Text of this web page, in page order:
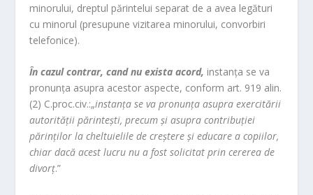
minorului, dreptul părintelui separat de a avea legături
cu minorul (presupune vizitarea minorului, convorbiri
telefonice).
În cazul contrar, cand nu exista acord, instanța se va
pronunța asupra acestor aspecte, conform art. 919 alin.
(2) C.proc.civ.:„instanţa se va pronunţa asupra exercitării
autorităţii părinteşti, precum şi asupra contribuţiei
părinţilor la cheltuielile de creştere şi educare a copiilor,
chiar dacă acest lucru nu a fost solicitat prin cererea de
divorţ.”